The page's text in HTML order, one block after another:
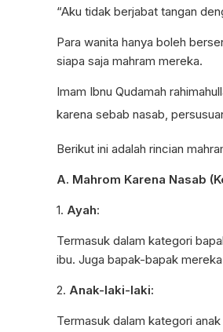
“Aku tidak berjabat tangan
Para wanita hanya boleh
siapa saja mahram mereka.
Imam Ibnu Qudamah
karena sebab nasab,
Berikut ini adalah rincian
A. Mahrom Karena Nasab
1. Ayah:
Termasuk dalam kategori
ibu. Juga bapak-bapak
2. Anak-laki-laki:
Termasuk dalam kategori